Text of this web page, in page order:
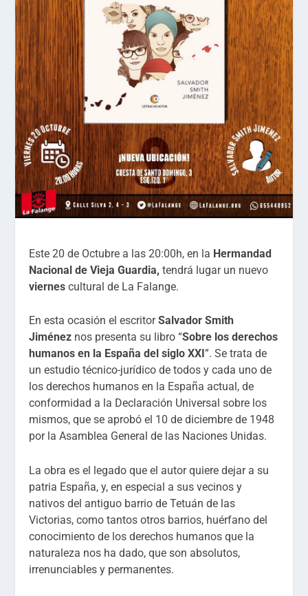
Este 20 de Octubre a las 20:00h, en la Hermandad
Nacional de Vieja Guardia, tendrá lugar un nuevo
viernes cultural de La Falange.
En esta ocasión el escritorSalvador Smith
Jiménez nos presenta su libro “Sobre los derechos
humanos en la España del siglo XXI”. Se trata de
un estudio técnico-jurídico de todos y cada uno de
los derechos humanos en la España actual, de
conformidad a la Declaración Universal sobre los
mismos, que se aprobó el 10 de diciembre de 1948
por la Asamblea General de las Naciones Unidas.
La obra es el legado que el autor quiere dejar a su
patria España, y, en especial a sus vecinos y
nativos del antiguo barrio de Tetuán de las
Victorias, como tantos otros barrios, huérfano del
conocimiento de los derechos humanos que la
naturaleza nos ha dado, que son absolutos,
irrenunciables y permanentes.